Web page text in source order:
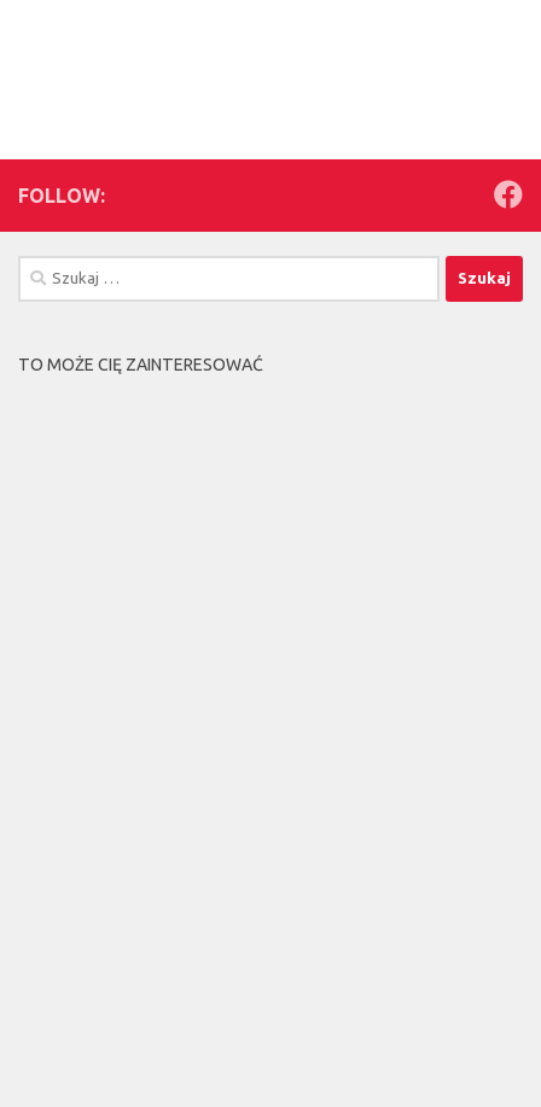
FOLLOW:
Szukaj:
TO MOŻE CIĘ ZAINTERESOWAĆ